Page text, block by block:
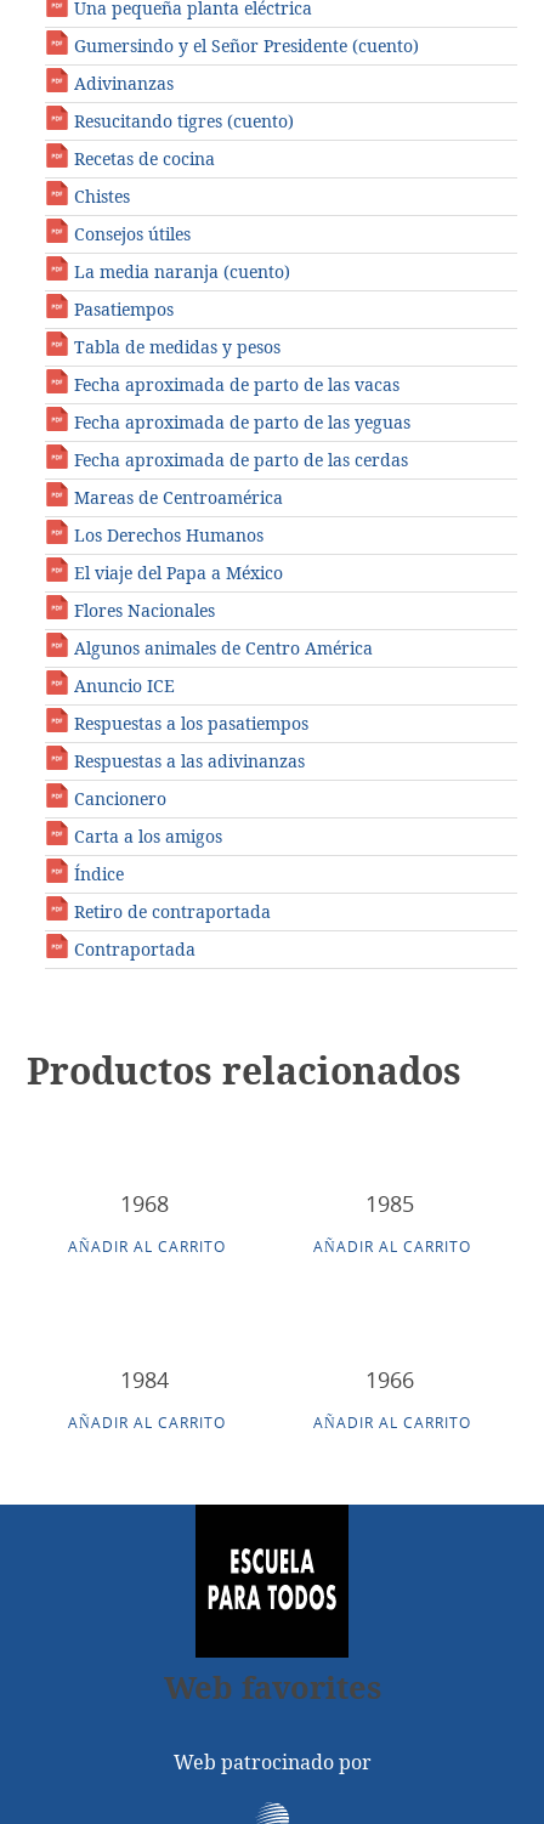
Una pequeña planta eléctrica
Gumersindo y el Señor Presidente (cuento)
Adivinanzas
Resucitando tigres (cuento)
Recetas de cocina
Chistes
Consejos útiles
La media naranja (cuento)
Pasatiempos
Tabla de medidas y pesos
Fecha aproximada de parto de las vacas
Fecha aproximada de parto de las yeguas
Fecha aproximada de parto de las cerdas
Mareas de Centroamérica
Los Derechos Humanos
El viaje del Papa a México
Flores Nacionales
Algunos animales de Centro América
Anuncio ICE
Respuestas a los pasatiempos
Respuestas a las adivinanzas
Cancionero
Carta a los amigos
Índice
Retiro de contraportada
Contraportada
Productos relacionados
1968
AÑADIR AL CARRITO
1985
AÑADIR AL CARRITO
1984
AÑADIR AL CARRITO
1966
AÑADIR AL CARRITO
Web favorites
Web patrocinado por